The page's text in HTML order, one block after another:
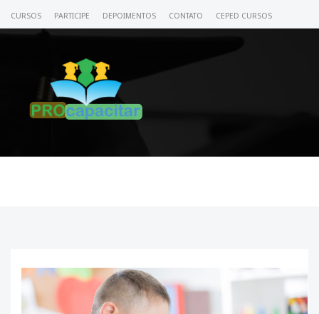
CURSOS PARTICIPE DEPOIMENTOS CONTATO CEPED CURSOS